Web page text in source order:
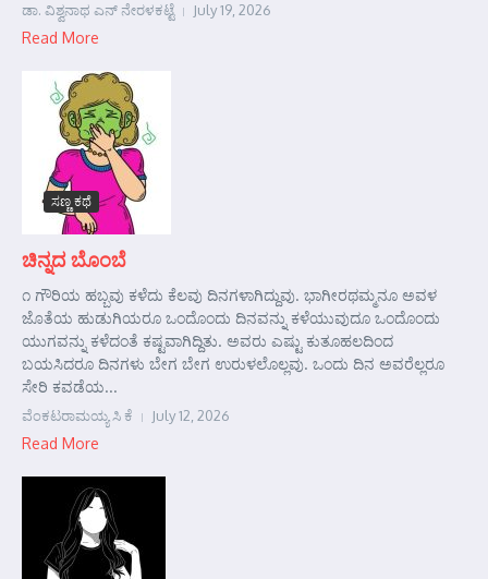
ಡಾ. ವಿಶ್ವನಾಥ ಎನ್ ನೇರಳಕಟ್ಟೆ July 19, 2026
Read More
ಸಣ್ಣ ಕಥೆ
ಚಿನ್ನದ ಬೊಂಬೆ
೧ ಗೌರಿಯ ಹಬ್ಬವು ಕಳೆದು ಕೆಲವು ದಿನಗಳಾಗಿದ್ದುವು. ಭಾಗೀರಥಮ್ಮನೂ ಅವಳ
ಜೊತೆಯ ಹುಡುಗಿಯರೂ ಒಂದೊಂದು ದಿನವನ್ನು ಕಳೆಯುವುದೂ ಒಂದೊಂದು
ಯುಗವನ್ನು ಕಳೆದಂತೆ ಕಷ್ಟವಾಗಿದ್ದಿತು. ಅವರು ಎಷ್ಟು ಕುತೂಹಲದಿಂದ
ಬಯಸಿದರೂ ದಿನಗಳು ಬೇಗ ಬೇಗ ಉರುಳಲೊಲ್ಲವು. ಒಂದು ದಿನ ಅವರೆಲ್ಲರೂ
ಸೇರಿ ಕವಡೆಯ...
ವೆಂಕಟರಾಮಯ್ಯ ಸಿ ಕೆ July 12, 2026
Read More